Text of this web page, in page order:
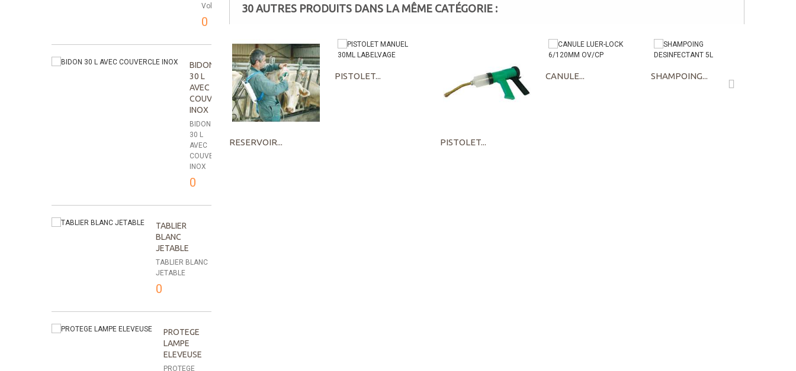
Volaille
0
BIDON
30 L
AVEC
COUVERCLE
INOX
BIDON
30 L
AVEC
COUVERCLE
INOX
0
TABLIER
BLANC
JETABLE
TABLIER BLANC
JETABLE
0
PROTEGE
LAMPE
ELEVEUSE
PROTEGE
30 AUTRES PRODUITS DANS LA MÊME CATÉGORIE :
RESERVOIR...
PISTOLET...
PISTOLET...
CANULE... SHAMPOING...